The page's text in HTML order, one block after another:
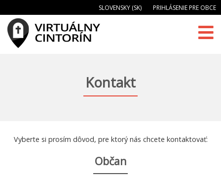
SLOVENSKY (SK) PRIHLÁSENIE PRE OBCE
Kontakt
Vyberte si prosím dôvod, pre ktorý nás chcete kontaktovať:
Občan